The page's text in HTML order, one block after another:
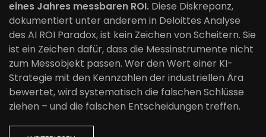
eines Jahres messbaren ROI. Diese Diskrepanz,
dokumentiert unter anderem in Deloittes Analyse
des AI ROI Paradox, ist kein Zeichen von Scheitern. Sie
ist ein Zeichen dafür, dass die Messinstrumente nicht
zum Messobjekt passen. Wer den Wert einer KI-
Strategie mit den Kennzahlen der industriellen Ära
bewertet, wird systematisch die falschen Schlüsse
ziehen – und die falschen Entscheidungen treffen.